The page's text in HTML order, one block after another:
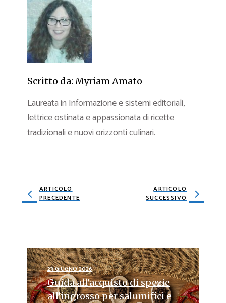
Scritto da: Myriam Amato
Laureata in Informazione e sistemi editoriali,
lettrice ostinata e appassionata di ricette
tradizionali e nuovi orizzonti culinari.
ARTICOLO
PRECEDENTE
ARTICOLO
SUCCESSIVO
23 GIUGNO 2026
Guida all’acquisto di spezie
all’ingrosso per salumifici e